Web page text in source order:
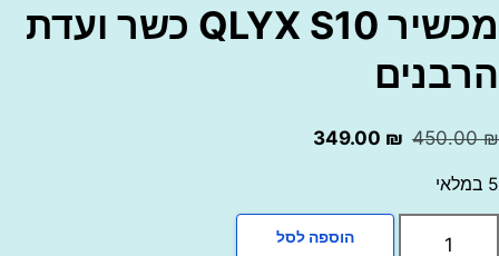
מכשיר QLYX S10 כשר ועדת
המחיר
450.00 ₪.
349.00 ₪
המחיר
349.00 ₪.
הוספה לסל